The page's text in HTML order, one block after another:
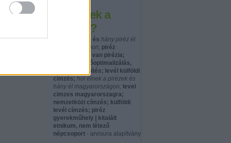
Hol élnek a
pirézek?
honnan jöttek és hány piréz él
Magyarországon;piréz
jelentése; hol van pirézia;
google keresőoptimalizálás,
kreatív linképítés; levél külföldi
címzés; hol élnek a pirézek és
hány él magyarországon;level
cimzes magyarorszagra;
nemzetközi címzés; külföldi
levél címzés; piréz
gyerekműhely | kitalált
etnikum, nem létező
népcsoport - arvisura alapítvány